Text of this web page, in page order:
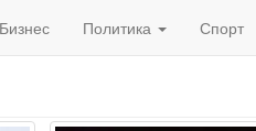
Бизнес Политика Спорт